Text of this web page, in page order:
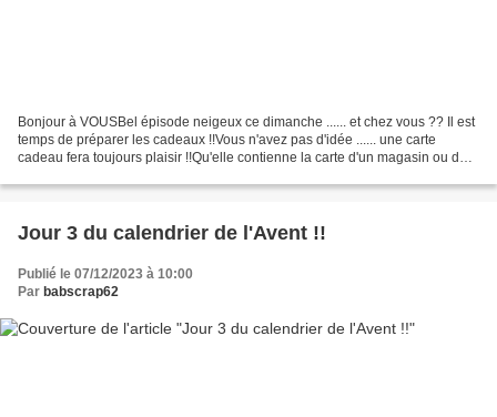
Bonjour à VOUSBel épisode neigeux ce dimanche ...... et chez vous ?? Il est
temps de préparer les cadeaux !!Vous n'avez pas d'idée ...... une carte
cadeau fera toujours plaisir !!Qu'elle contienne la carte d'un magasin ou des
Jour 3 du calendrier de l'Avent !!
Publié le 07/12/2023 à 10:00
Par babscrap62